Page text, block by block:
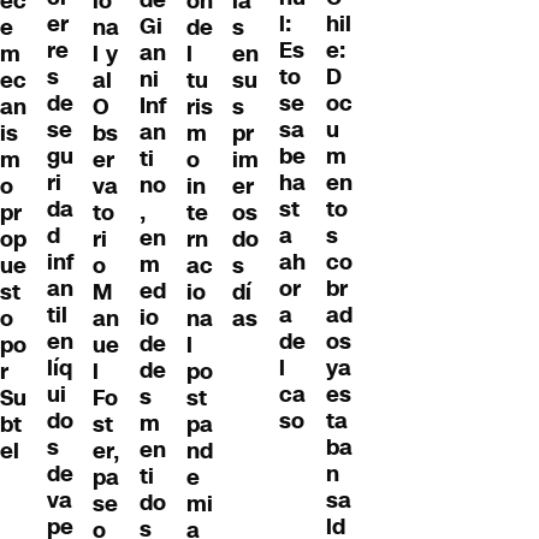
e
m
ec
an
is
m
o
pr
op
ue
st
o
po
r
Su
bt
el
er
re
s
de
se
gu
ri
da
d
inf
an
til
en
líq
ui
do
s
de
va
pe
na
l y
al
O
bs
er
va
to
ri
o
M
an
ue
l
Fo
st
er,
pa
se
o
Gi
an
ni
Inf
an
ti
no
,
en
m
ed
io
de
de
s
m
en
ti
do
s
de
l
tu
ris
m
o
in
te
rn
ac
io
na
l
po
st
pa
nd
e
mi
a
s
en
su
s
pr
im
er
os
do
s
dí
as
l:
Es
to
se
sa
be
ha
st
a
ah
or
a
de
l
ca
so
hil
e:
D
oc
u
m
en
to
s
co
br
ad
os
ya
es
ta
ba
n
sa
ld